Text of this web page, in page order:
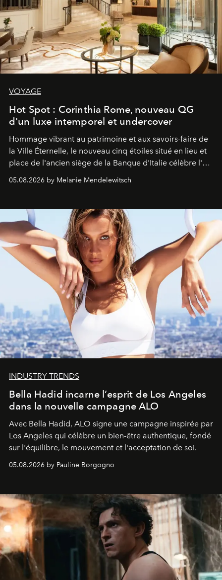
VOYAGE
Hot Spot : Corinthia Rome, nouveau QG
d'un luxe intemporel et undercover
Hommage vibrant au patrimoine et aux savoirs-faire de
la Ville Éternelle, le nouveau cinq étoiles situé en lieu et
place de l'ancien siège de la Banque d'Italie célèbre l'art
05.08.2026 by Melanie Mendelewitsch
INDUSTRY TRENDS
Bella Hadid incarne l’esprit de Los Angeles
dans la nouvelle campagne ALO
Avec Bella Hadid, ALO signe une campagne inspirée par
Los Angeles qui célèbre un bien-être authentique, fondé
sur l'équilibre, le mouvement et l'acceptation de soi.
05.08.2026 by Pauline Borgogno